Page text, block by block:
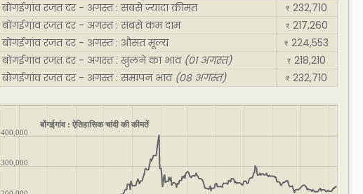
बोंगईगांव रजत दर - अगस्त : सबसे ज़्यादा कीमत
₹ 232,710
बोंगईगांव रजत दर - अगस्त : सबसे कम दाम
₹ 217,260
बोंगईगांव रजत दर - अगस्त : औसत मूल्य
₹ 224,553
बोंगईगांव रजत दर - अगस्त : खुलने का भाव (01 अगस्त) ₹ 218,210
बोंगईगांव रजत दर - अगस्त : समापन भाव (08 अगस्त) ₹ 232,710
बोंगईगांव : ऐतिहासिक चांदी की कीमतें
300,000
400,000